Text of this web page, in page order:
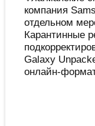
компания
отдельном
Карантинные
Galaxy
онлайн-